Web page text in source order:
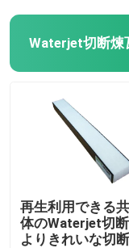
メールトート
上記製品に対
Waterjet切断煉
再生利用できる
体のWaterjet切
よりきれいな切